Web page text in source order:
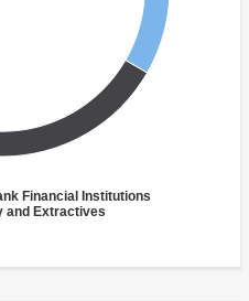
Financial Institutions
and Extractives